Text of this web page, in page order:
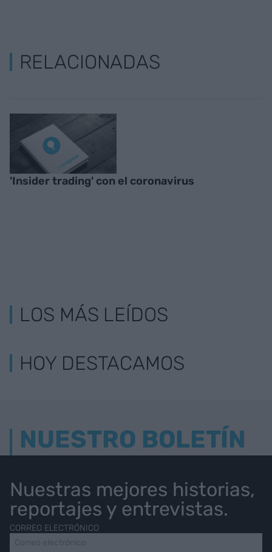
RELACIONADAS
'Insider trading' con el coronavirus
LOS MÁS LEÍDOS
HOY DESTACAMOS
NUESTRO BOLETÍN
Nuestras mejores historias,
reportajes y entrevistas.
CORREO ELECTRÓNICO